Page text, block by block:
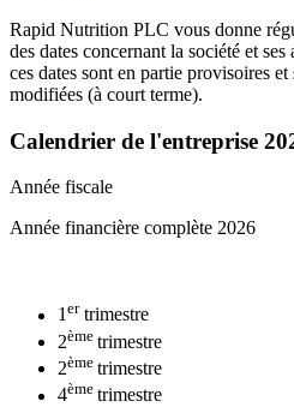
Rapid Nutrition PLC vous donne
des dates concernant la société et
ces dates sont en partie provisoires
modifiées (à court terme).
Calendrier de l'entreprise
Année fiscale
Année financière complète 2026
1ertrimestre
2ème trimestre
2ème trimestre
4ème trimestre